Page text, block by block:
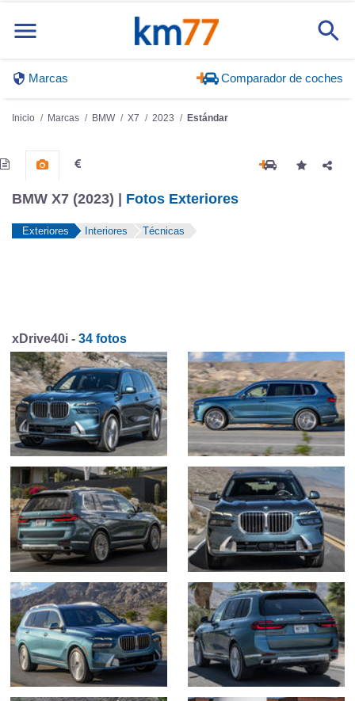
Marcas Comparador de coches
Inicio Marcas BMW X7 2023 Estándar
BMW X7 (2023) | Fotos Exteriores
Exteriores Interiores Técnicas
xDrive40i - 34 fotos